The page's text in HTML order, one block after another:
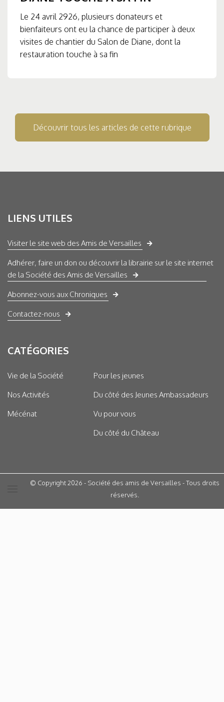
Le 24 avril 2926, plusieurs donateurs et
bienfaiteurs ont eu la chance de participer à deux
visites de chantier du Salon de Diane, dont la
restauration touche à sa fin
Découvrir tous les articles de cette rubrique
LIENS UTILES
Visiter le site web des Amis de Versailles
Adhérer, faire un don ou découvrir la librairie sur le site internet
de la Société des Amis de Versailles
Abonnez-vous aux Chroniques
Contactez-nous
CATÉGORIES
Vie de la Société
Nos Activités
Mécénat
Pour les jeunes
Du côté des Jeunes Ambassadeurs
Vu pour vous
Du côté du Château
© Copyright 2026 - Société des amis de Versailles - Tous droits
réservés.